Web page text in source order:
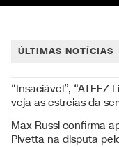
ÚLTIMAS NOTÍCIAS
“Insaciável”, “ATEEZ
veja as estreias da
Max Russi confirma
Pivetta na disputa